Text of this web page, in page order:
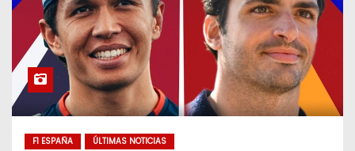
F1 ESPAÑA ÚLTIMAS NOTICIAS